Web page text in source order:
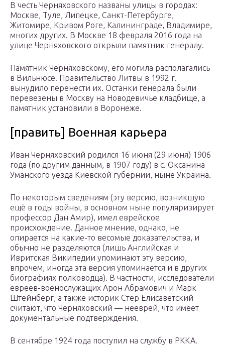
В честь Черняховского названы улицы в городах:
Москве, Туле, Липецке, Санкт-Петербурге,
Житомире, Кривом Роге, Калининграде, Владимире,
многих других. В Москве 18 февраля 2016 года на
улице Черняховского открыли памятник генералу.
Памятник Черняховскому, его могила располагались
в Вильнюсе. Правительство Литвы в 1992 г.
вынудило перенести их. Останки генерала были
перевезены в Москву на Новодевичье кладбище, а
памятник установили в Воронеже.
[править] Военная карьера
Иван Черняховский родился 16 июня (29 июня) 1906
года (по другим данным, в 1907 году) в с. Оксанина
Уманского уезда Киевской губернии, ныне Украина.
По некоторым сведениям (эту версию, возникшую
ещё в годы войны, в основном ныне популяризирует
профессор Дан Амир), имел еврейское
происхождение. Данное мнение, однако, не
опирается на какие-то весомые доказательства, и
обычно не разделяются (лишь Английская и
Ивритская Википедии упоминают эту версию,
впрочем, иногда эта версия упоминается и в других
биографиях полководца). В частности, исследователи
евреев-военослужащих Арон Абрамович и Марк
Штейнберг, а также историк Стер Елисаветский
считают, что Черняховский — нееврей, что имеет
документальные подтверждения.
В сентябре 1924 года поступил на службу в РККА.